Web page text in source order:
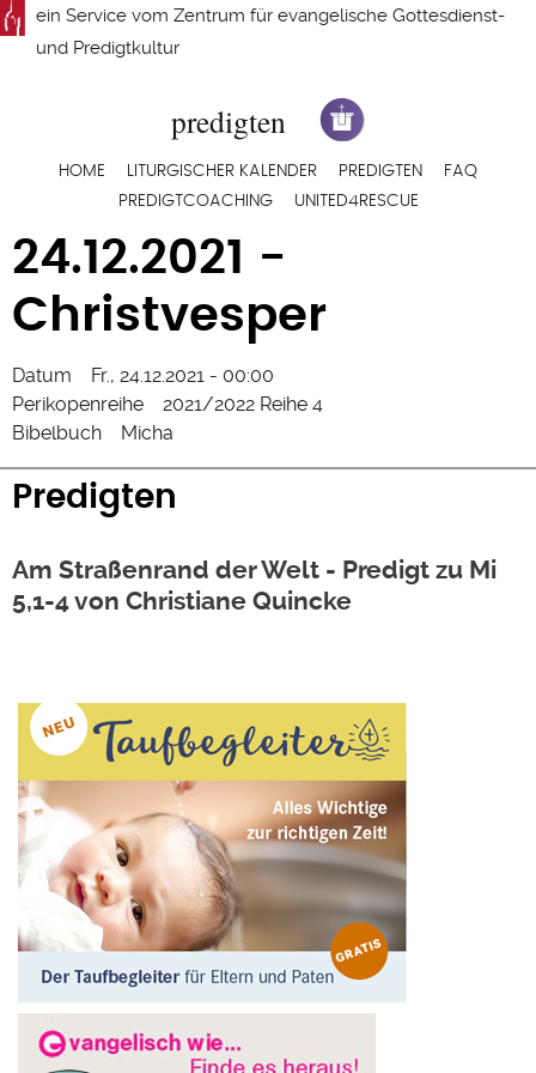
Direkt
zum
ein Service vom Zentrum für evangelische Gottesdienst-
und Predigtkultur
Hauptnavigation
HOME LITURGISCHER KALENDER PREDIGTEN
FAQ
PREDIGTCOACHING
UNITED4RESCUE
24.12.2021 -
Christvesper
Datum
Fr., 24.12.2021 - 00:00
Perikopenreihe
2021/2022 Reihe 4
Bibelbuch
Micha
Predigten
Am Straßenrand der Welt - Predigt zu Mi
5,1-4 von Christiane Quincke